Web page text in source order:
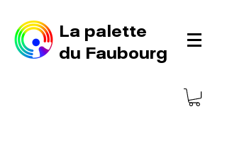
La palette
du Faubourg